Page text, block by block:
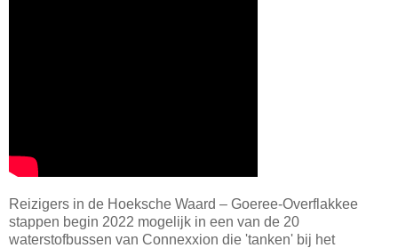
Reizigers in de Hoeksche Waard – Goeree-Overflakkee
stappen begin 2022 mogelijk in een van de 20
waterstofbussen van Connexxion die 'tanken' bij het